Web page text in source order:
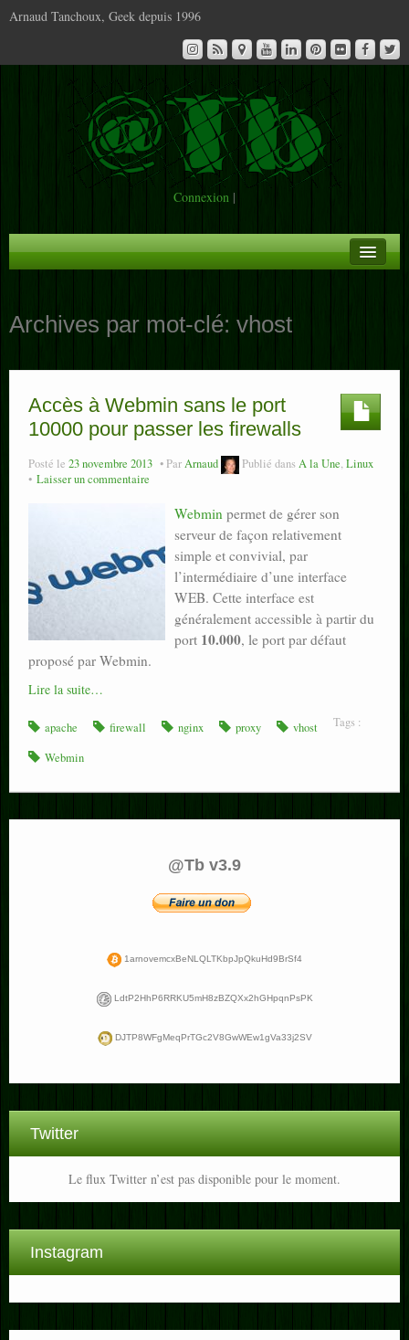
Arnaud Tanchoux, Geek depuis 1996
Connexion |
Infos
Contact
Archives par mot-clé: vhost
Accès à Webmin sans le port
10000 pour passer les firewalls
Posté le 23 novembre 2013 ParArnaud Publié dansA la Une,Linux
Laisser un commentaire
Webmin permet de gérer son
serveur de façon relativement
simple et convivial, par
l’intermédiaire d’une interface
WEB. Cette interface est
généralement accessible à partir du
port 10.000, le port par défaut
proposé par Webmin.
Lire la suite…
Tags :
apache firewall nginx proxy
vhost
Webmin
@Tb v3.9
1arnovemcxBeNLQLTKbpJpQkuHd9BrSf4
LdtP2HhP6RRKU5mH8zBZQXx2hGHpqnPsPK
DJTP8WFgMeqPrTGc2V8GwWEw1gVa33j2SV
Twitter
Le flux Twitter n’est pas disponible pour le moment.
Instagram